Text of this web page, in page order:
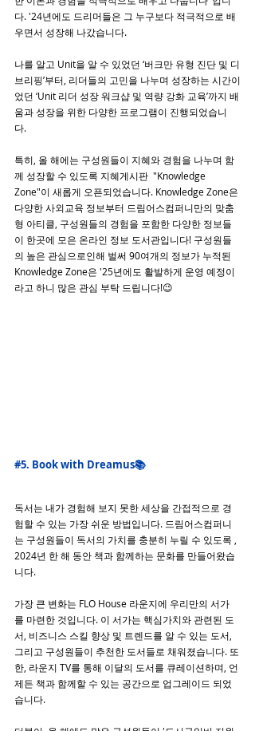
다. '24년에도 드리머들은 그 누구보다 적극적으로 배
우면서 성장해 나갔습니다.
나를 알고 Unit을 알 수 있었던 ‘버크만 유형 진단 및 디
브리핑’부터, 리더들의 고민을 나누며 성장하는 시간이
었던 ‘Unit 리더 성장 워크샵 및 역량 강화 교육’까지 배
움과 성장을 위한 다양한 프로그램이 진행되었습니
다.
특히, 올 해에는 구성원들이 지혜와 경험을 나누며 함
께 성장할 수 있도록 지혜게시판  "Knowledge
Zone"이 새롭게 오픈되었습니다. Knowledge Zone은
다양한 사외교육 정보부터 드림어스컴퍼니만의 맞춤
형 아티클, 구성원들의 경험을 포함한 다양한 정보들
이 한곳에 모은 온라인 정보 도서관입니다! 구성원들
의 높은 관심으로인해 벌써 90여개의 정보가 누적된
Knowledge Zone은 '25년에도 활발하게 운영 예정이
라고 하니 많은 관심 부탁 드립니다!😉
#5. Book with Dreamus📚
독서는 내가 경험해 보지 못한 세상을 간접적으로 경
험할 수 있는 가장 쉬운 방법입니다. 드림어스컴퍼니
는 구성원들이 독서의 가치를 충분히 누릴 수 있도록 ,
2024년 한 해 동안 책과 함께하는 문화를 만들어왔습
니다.
가장 큰 변화는 FLO House 라운지에 우리만의 서가
를 마련한 것입니다. 이 서가는 핵심가치와 관련된 도
서, 비즈니스 스킬 향상 및 트렌드를 알 수 있는 도서,
그리고 구성원들이 추천한 도서들로 채워졌습니다. 또
한, 라운지 TV를 통해 이달의 도서를 큐레이션하며, 언
제든 책과 함께할 수 있는 공간으로 업그레이드 되었
습니다.